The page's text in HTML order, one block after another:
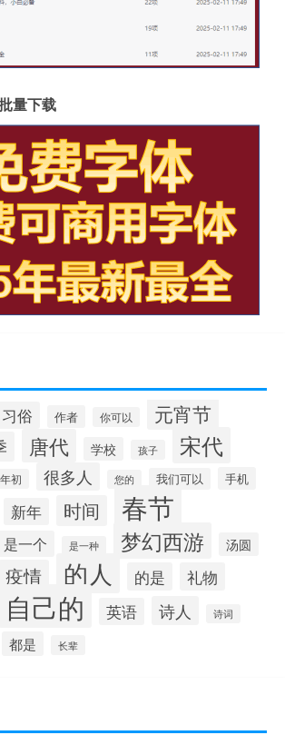
量下载
习俗 作者 你可以 元宵节
唐代 学校 孩子 宋代
年初 很多人 您的 我们可以 手机
新年 时间 春节
是一个 是一种 梦幻西游 汤圆
疫情 的人 的是 礼物
自己的 英语 诗人 诗词
都是 长辈